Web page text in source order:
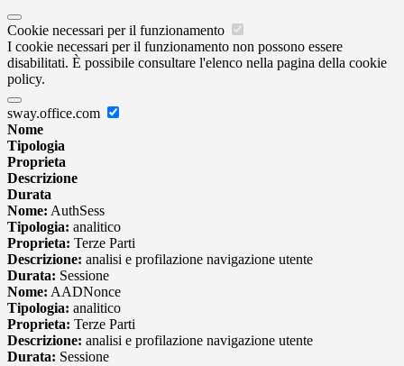
Cookie necessari per il funzionamento
I cookie necessari per il funzionamento non possono essere
disabilitati. È possibile consultare l'elenco nella pagina della cookie
policy.
sway.office.com
Nome
Tipologia
Proprieta
Descrizione
Durata
Nome: AuthSess
Tipologia: analitico
Proprieta: Terze Parti
Descrizione: analisi e profilazione navigazione utente
Durata: Sessione
Nome: AADNonce
Tipologia: analitico
Proprieta: Terze Parti
Descrizione: analisi e profilazione navigazione utente
Durata: Sessione